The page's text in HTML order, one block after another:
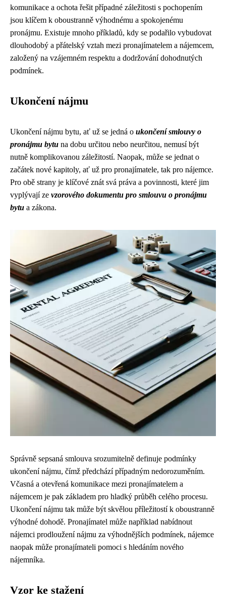
komunikace a ochota řešit případné záležitosti s pochopením
jsou klíčem k oboustranně výhodnému a spokojenému
pronájmu. Existuje mnoho příkladů, kdy se podařilo vybudovat
dlouhodobý a přátelský vztah mezi pronajímatelem a nájemcem,
založený na vzájemném respektu a dodržování dohodnutých
podmínek.
Ukončení nájmu
Ukončení nájmu bytu, ať už se jedná o ukončení smlouvy o
pronájmu bytu na dobu určitou nebo neurčitou, nemusí být
nutně komplikovanou záležitostí. Naopak, může se jednat o
začátek nové kapitoly, ať už pro pronajímatele, tak pro nájemce.
Pro obě strany je klíčové znát svá práva a povinnosti, které jim
vyplývají ze vzorového dokumentu pro smlouvu o pronájmu
bytu a zákona.
Správně sepsaná smlouva srozumitelně definuje podmínky
ukončení nájmu, čímž předchází případným nedorozuměním.
Včasná a otevřená komunikace mezi pronajímatelem a
nájemcem je pak základem pro hladký průběh celého procesu.
Ukončení nájmu tak může být skvělou příležitostí k oboustranně
výhodné dohodě. Pronajímatel může například nabídnout
nájemci prodloužení nájmu za výhodnějších podmínek, nájemce
naopak může pronajímateli pomoci s hledáním nového
nájemníka.
Vzor ke stažení